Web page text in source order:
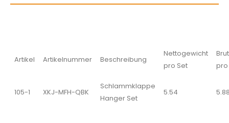
Artikel Artikelnummer Beschreibung
Nettogewicht
pro Set
pro
105-1 XKJ-MFH-QBK
Schlammklappe
Hanger Set
5.54